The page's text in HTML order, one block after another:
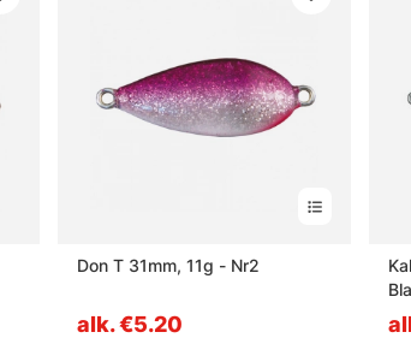
Don T 31mm, 11g - Nr2
alk. €5.20